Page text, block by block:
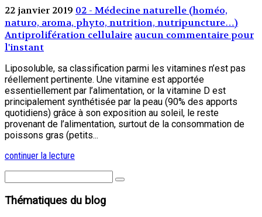
22 janvier 2019 02 - Médecine naturelle (homéo,
naturo, aroma, phyto, nutrition, nutripuncture…)
Antiprolifération cellulaire aucun commentaire pour
l'instant
Liposoluble, sa classification parmi les vitamines n’est pas
réellement pertinente. Une vitamine est apportée
essentiellement par l’alimentation, or la vitamine D est
principalement synthétisée par la peau (90% des apports
quotidiens) grâce à son exposition au soleil, le reste
provenant de l’alimentation, surtout de la consommation de
poissons gras (petits...
continuer la lecture
Thématiques du blog